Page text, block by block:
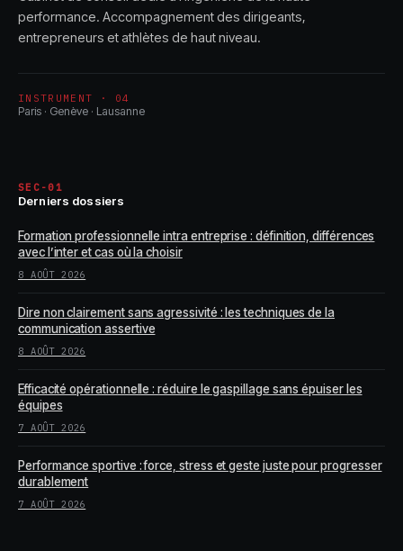
performance. Accompagnement des dirigeants,
entrepreneurs et athlètes de haut niveau.
INSTRUMENT · 04
Paris · Genève · Lausanne
SEC-01
Derniers dossiers
Formation professionnelle intra entreprise : définition, différences
avec l’inter et cas où la choisir
8 AOÛT 2026
Dire non clairement sans agressivité : les techniques de la
communication assertive
8 AOÛT 2026
Efficacité opérationnelle : réduire le gaspillage sans épuiser les
équipes
7 AOÛT 2026
Performance sportive : force, stress et geste juste pour progresser
durablement
7 AOÛT 2026